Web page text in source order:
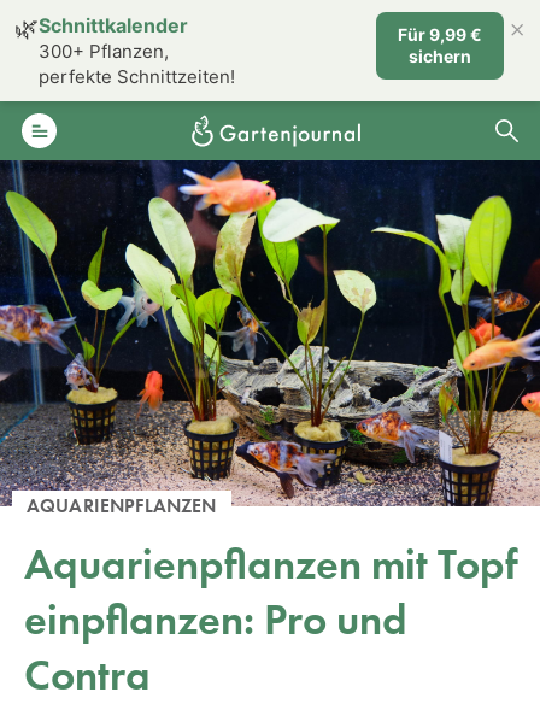
AQUARIENPFLANZEN
Aquarienpflanzen mit Topf
einpflanzen: Pro und
Contra
🌿Schnittkalender
300+ Pflanzen,
perfekte Schnittzeiten!
Für 9,99 €
sichern
×